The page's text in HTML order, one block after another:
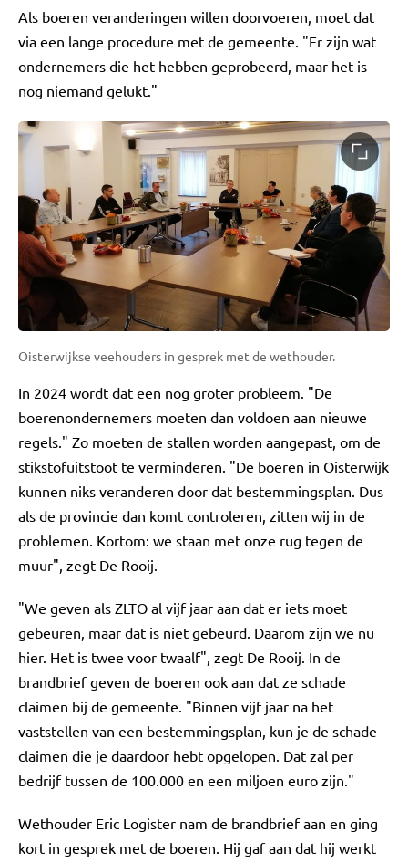
Als boeren veranderingen willen doorvoeren, moet dat
via een lange procedure met de gemeente. "Er zijn wat
ondernemers die het hebben geprobeerd, maar het is
nog niemand gelukt."
Oisterwijkse veehouders in gesprek met de wethouder.
In 2024 wordt dat een nog groter probleem. "De
boerenondernemers moeten dan voldoen aan nieuwe
regels." Zo moeten de stallen worden aangepast, om de
stikstofuitstoot te verminderen. "De boeren in Oisterwijk
kunnen niks veranderen door dat bestemmingsplan. Dus
als de provincie dan komt controleren, zitten wij in de
problemen. Kortom: we staan met onze rug tegen de
muur", zegt De Rooij.
"We geven als ZLTO al vijf jaar aan dat er iets moet
gebeuren, maar dat is niet gebeurd. Daarom zijn we nu
hier. Het is twee voor twaalf", zegt De Rooij. In de
brandbrief geven de boeren ook aan dat ze schade
claimen bij de gemeente. "Binnen vijf jaar na het
vaststellen van een bestemmingsplan, kun je de schade
claimen die je daardoor hebt opgelopen. Dat zal per
bedrijf tussen de 100.000 en een miljoen euro zijn."
Wethouder Eric Logister nam de brandbrief aan en ging
kort in gesprek met de boeren. Hij gaf aan dat hij werkt